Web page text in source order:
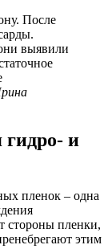
После
выявили
и
пленок – одна
стороны пленки,
этим